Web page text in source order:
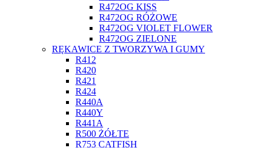
R472OG KISS
R472OG RÓŻOWE
R472OG VIOLET FLOWER
R472OG ZIELONE
RĘKAWICE Z TWORZYWA I GUMY
R412
R420
R421
R424
R440A
R440Y
R441A
R500 ŻÓŁTE
R753 CATFISH